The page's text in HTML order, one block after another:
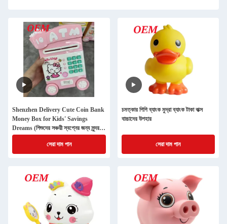
Shenzhen Delivery Cute Coin Bank
Money Box for Kids' Savings
Dreams (শিশুদের সঞ্চয়ী স্বপ্নের জন্য সুন্দর
মুদ্রা ব্যাংক মানি বক্স)
সেরা দাম পান
চমত্কার পিগি ব্যাংক মুদ্রা ব্যাংক টাকা বাক্স
বাচ্চাদের উপহার
সেরা দাম পান